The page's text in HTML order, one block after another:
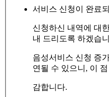
서비스 신청이 완료
신청하신 내역에 대
내 드리도록 하겠습
음성서비스 신청 증
연될 수 있으니, 이
감합니다.